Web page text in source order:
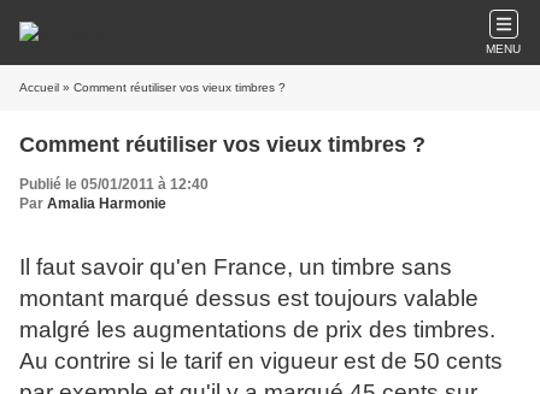
MENU
Accueil » Comment réutiliser vos vieux timbres ?
Comment réutiliser vos vieux timbres ?
Publié le 05/01/2011 à 12:40
Par Amalia Harmonie
Il faut savoir qu'en France, un timbre sans
montant marqué dessus est toujours valable
malgré les augmentations de prix des timbres.
Au contrire si le tarif en vigueur est de 50 cents